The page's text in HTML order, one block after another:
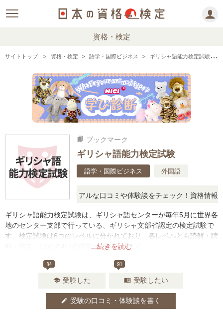
資格・検定
サイトトップ 資格・検定 語学・国際ビジネス ギリシャ語能力検定試験の情報まとめ
bookmarks ブックマーク
ギリシャ語能力検定試験
語学・国際ビジネス 外国語
疑問に思ったら、リアルな口コミや体験談をチェック！資格情報の
...続きを読む
ギリシャ語能力検定試験は、ギリシャ語センターが毎年5月に世界各
地のセンター支部で行っている、ギリシャ文部省認定の検定試験で
す。検定試験は6つのレベルに分かれており、各レベルとも読解・聴
解・作文・口述の4つの技能が審査されます。
84
school 受験した
91
menu_book 受験したい
edit 受験の口コミ・体験談を書く